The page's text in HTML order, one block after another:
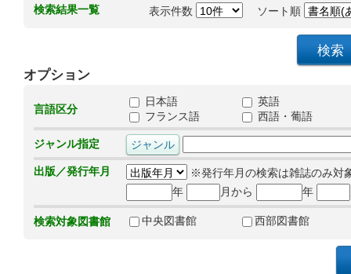
検索結果一覧 表示件数 ソート順
オプション
言語区分
日本語
英語
フランス語
西語・葡語
ジャンル指定
出版／発行年月
※発行年月の検索は雑誌のみ対
年
月から 年
検索対象図書館 中央図書館 西部図書館